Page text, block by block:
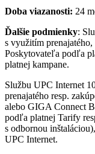
Doba viazanosti: 24
Ďalšie podmienky:
s využitím prenajatého,
Poskytovateľa podľa
platnej kampane.
Službu UPC Internet
prenajatého resp.
alebo GIGA Connect
podľa platnej Tarify
s odbornou
UPC Internet.